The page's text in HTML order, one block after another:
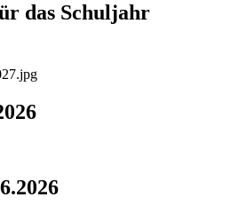
das Schuljahr